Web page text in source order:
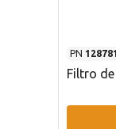
PN
Filtro